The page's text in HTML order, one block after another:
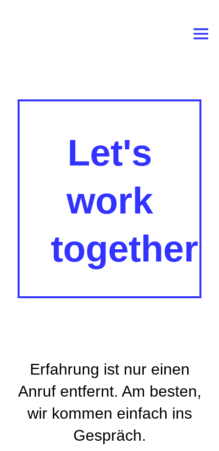
Let's
work
together
Erfahrung ist nur einen
Anruf entfernt. Am besten,
wir kommen einfach ins
Gespräch.